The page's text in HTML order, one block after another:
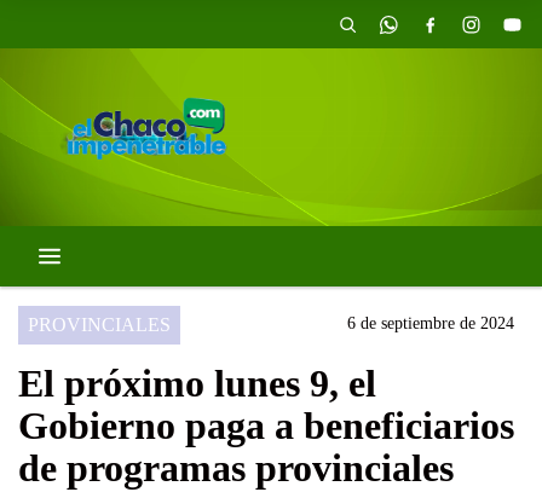
PROVINCIALES 6 de septiembre de 2024
El próximo lunes 9, el
Gobierno paga a beneficiarios
de programas provinciales